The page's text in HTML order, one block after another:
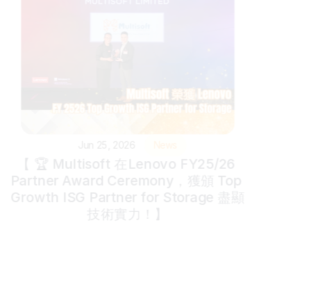
Jun 25, 2026
【 🏆 Multisoft 在Lenovo FY25/26
Partner Award Ceremony，獲頒 Top
Growth ISG Partner for Storage 盡顯
技術實力！】